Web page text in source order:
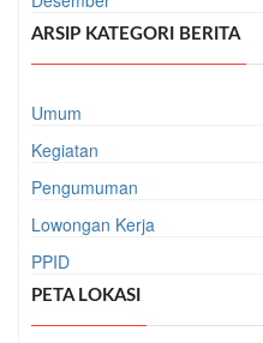
ARSIP KATEGORI BERITA
Umum
Kegiatan
Pengumuman
Lowongan Kerja
PPID
PETA LOKASI